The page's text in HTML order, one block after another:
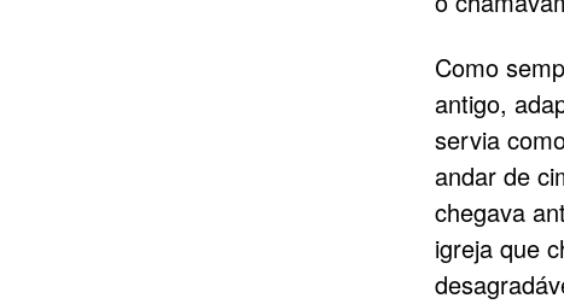
Como
antigo,
servia
andar de
chegava
igreja que